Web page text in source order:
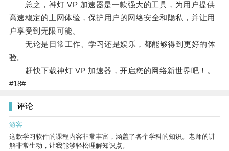
总之，神灯 VP 加速器是一款强大的工具，为用户提供
高速稳定的上网体验，保护用户的网络安全和隐私，并让用
户享受到无限可能。
无论是日常工作、学习还是娱乐，都能够得到更好的体
验。
赶快下载神灯 VP 加速器，开启您的网络新世界吧！。
#18#
评论
游客
这款学习软件的课程内容非常丰富，涵盖了各个学科的知识。老师的讲
解非常生动，让我能够轻松理解知识点。